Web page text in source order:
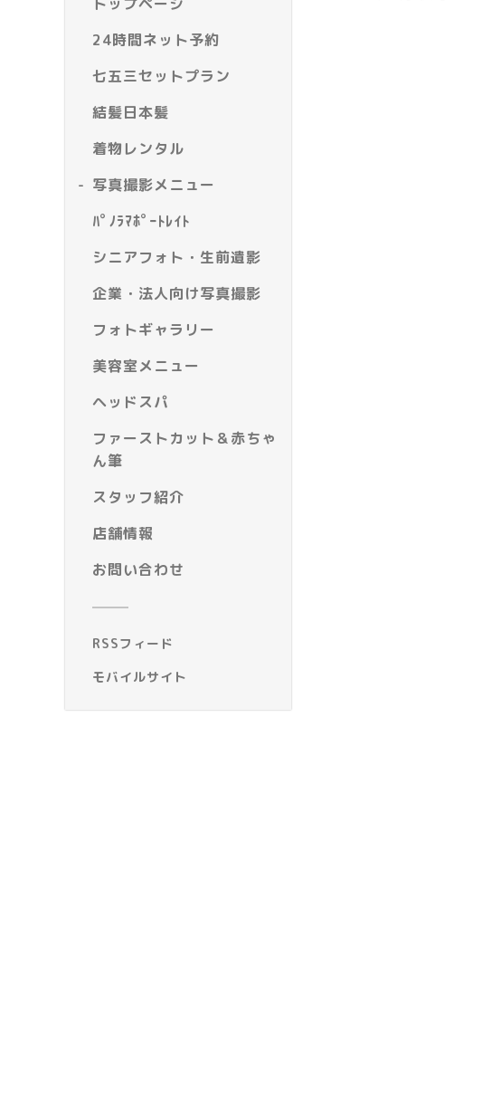
24時間ネット予約
七五三セットプラン
結髪日本髪
着物レンタル
写真撮影メニュー
ﾊﾟﾉﾗﾏﾎﾟｰﾄﾚｲﾄ
シニアフォト・生前遺影
企業・法人向け写真撮影
フォトギャラリー
美容室メニュー
ヘッドスパ
ファーストカット＆赤ちゃ
ん筆
スタッフ紹介
店舗情報
お問い合わせ
RSSフィード
モバイルサイト